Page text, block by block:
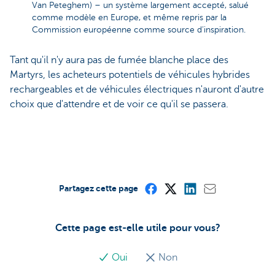
Van Peteghem) – un système largement accepté, salué
comme modèle en Europe, et même repris par la
Commission européenne comme source d’inspiration.
Tant qu'il n'y aura pas de fumée blanche place des
Martyrs, les acheteurs potentiels de véhicules hybrides
rechargeables et de véhicules électriques n'auront d'autre
choix que d'attendre et de voir ce qu'il se passera.
Cette page est-elle utile pour vous?
Oui Non
Partagez cette page